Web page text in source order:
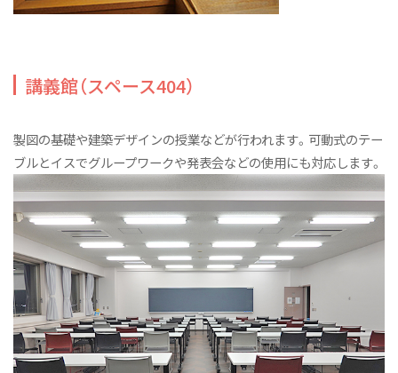
講義館（スペース404）
製図の基礎や建築デザインの授業などが行われます。可動式のテー
ブルとイスでグループワークや発表会などの使用にも対応します。